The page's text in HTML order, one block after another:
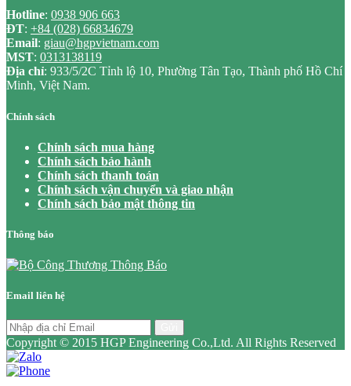
Hotline: 0938 906 663
ĐT: +84 (028) 66834679
Email: giau@hgpvietnam.com
MST: 0313138119
Địa chỉ: 933/5/2C Tỉnh lộ 10, Phường Tân Tạo, Thành phố Hồ Chí
Minh, Việt Nam.
Chính sách
Chính sách mua hàng
Chính sách bảo hành
Chính sách thanh toán
Chính sách vận chuyển và giao nhận
Chính sách bảo mật thông tin
Thông báo
Email liên hệ
Copyright © 2015 HGP Engineering Co.,Ltd. All Rights Reserved